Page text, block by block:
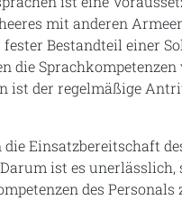
mit anderen
Bestandteil einer
die
ist der regelmäßige
Einsatzbereitschaft
ist es
des Personals